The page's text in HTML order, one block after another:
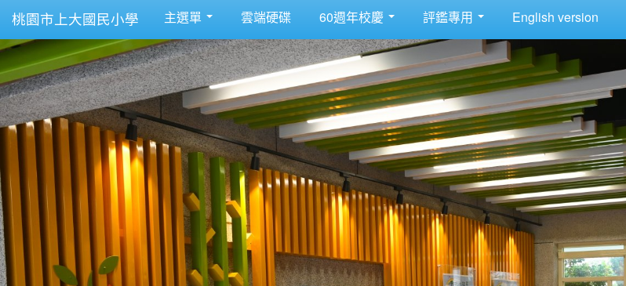
桃園市上大國民小學 主選單 雲端硬碟 60週年校慶 評鑑專用 English version